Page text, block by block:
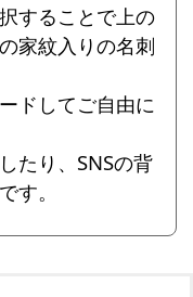
することで上の
家紋入りの名刺
ドしてご自由に
たり、SNSの背
す。